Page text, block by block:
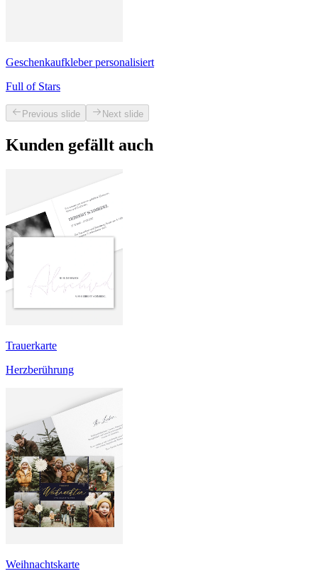
Geschenkaufkleber personalisiert
Full of Stars
Previous slide Next slide
Kunden gefällt auch
Trauerkarte
Herzberührung
Weihnachtskarte